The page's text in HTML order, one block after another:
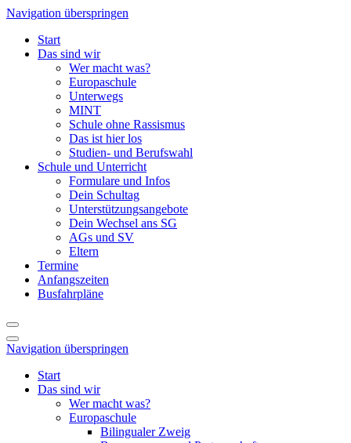
Navigation überspringen
Start
Das sind wir
Wer macht was?
Europaschule
Unterwegs
MINT
Schule ohne Rassismus
Das ist hier los
Studien- und Berufswahl
Schule und Unterricht
Formulare und Infos
Dein Schultag
Unterstützungsangebote
Dein Wechsel ans SG
AGs und SV
Eltern
Termine
Anfangszeiten
Busfahrpläne
Navigation überspringen
Start
Das sind wir
Wer macht was?
Europaschule
Bilingualer Zweig